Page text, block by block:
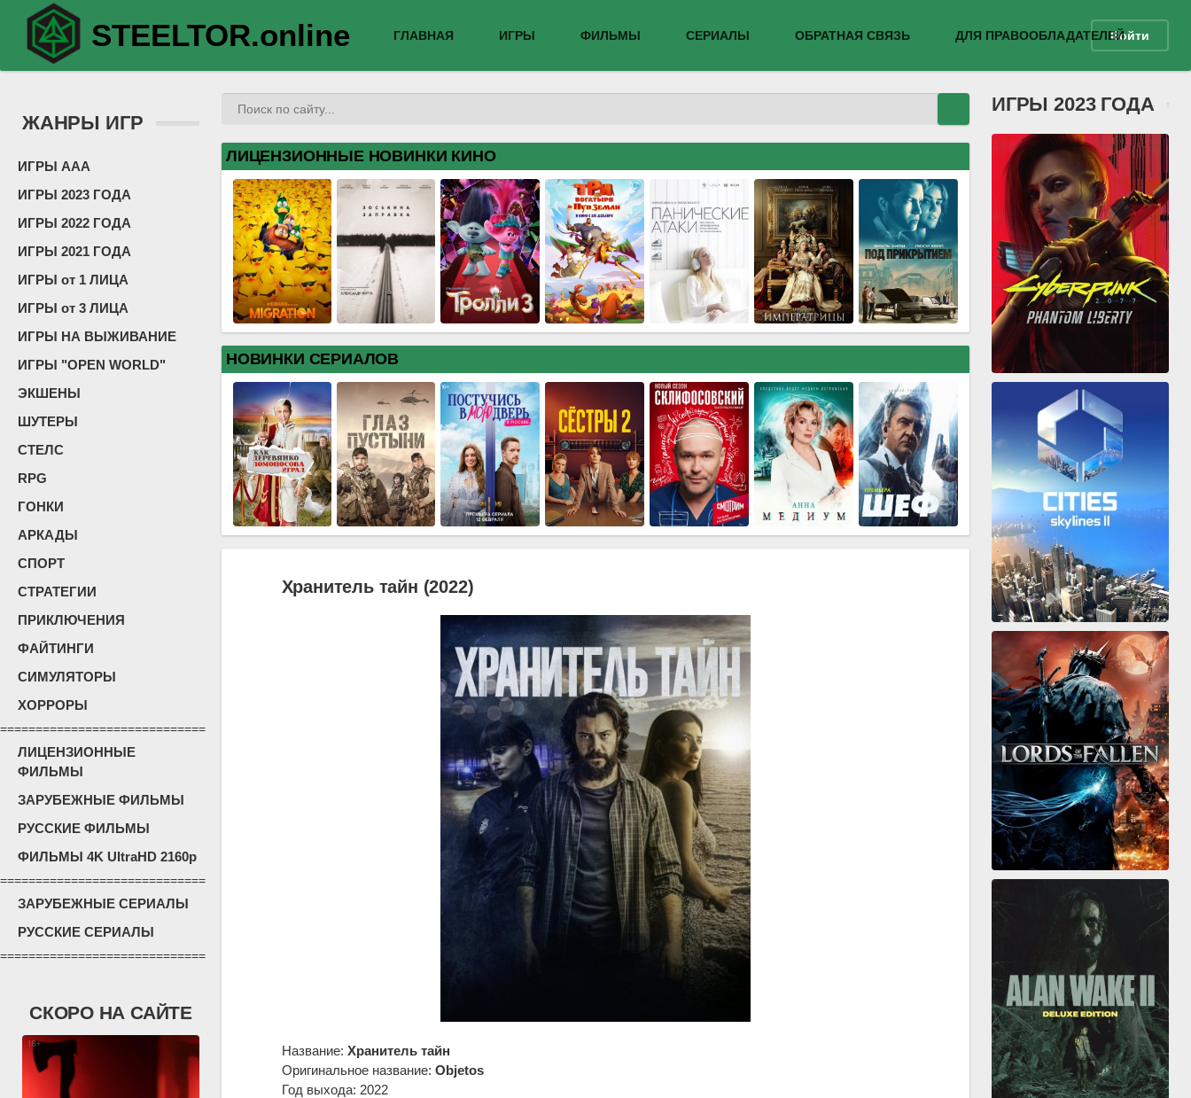
STEELTOR.online ГЛАВНАЯ ИГРЫ ФИЛЬМЫ СЕРИАЛЫ ОБРАТНАЯ СВЯЗЬ ДЛЯ ПРАВООБЛАДАТЕЛЕЙВойти
ЖАНРЫ ИГР
ИГРЫ ААА
ИГРЫ 2023 ГОДА
ИГРЫ 2022 ГОДА
ИГРЫ 2021 ГОДА
ИГРЫ от 1 ЛИЦА
ИГРЫ от 3 ЛИЦА
ИГРЫ НА ВЫЖИВАНИЕ
ИГРЫ "OPEN WORLD"
ЭКШЕНЫ
ШУТЕРЫ
СТЕЛС
RPG
ГОНКИ
АРКАДЫ
СПОРТ
СТРАТЕГИИ
ПРИКЛЮЧЕНИЯ
ФАЙТИНГИ
СИМУЛЯТОРЫ
ХОРРОРЫ
=============================
ЛИЦЕНЗИОННЫЕ
ФИЛЬМЫ
ЗАРУБЕЖНЫЕ ФИЛЬМЫ
РУССКИЕ ФИЛЬМЫ
ФИЛЬМЫ 4K UltraHD 2160p
=============================
ЗАРУБЕЖНЫЕ СЕРИАЛЫ
РУССКИЕ СЕРИАЛЫ
=============================
СКОРО НА САЙТЕ
ЛИЦЕНЗИОННЫЕ НОВИНКИ КИНО
НОВИНКИ СЕРИАЛОВ
Хранитель тайн (2022)
Название: Хранитель тайн
Оригинальное название: Objetos
Год выхода: 2022
ИГРЫ 2023 ГОДА